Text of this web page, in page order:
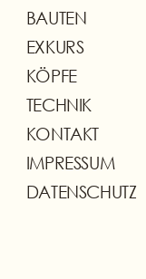
BAUTEN
EXKURS
KÖPFE
TECHNIK
KONTAKT
IMPRESSUM
DATENSCHUTZ